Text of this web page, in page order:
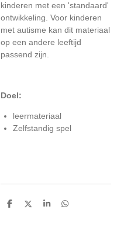
kinderen met een 'standaard'
ontwikkeling. Voor kinderen
met autisme kan dit materiaal
op een andere leeftijd
passend zijn.
Doel:
leermateriaal
Zelfstandig spel
D
D
S
D